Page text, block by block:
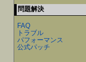
問題解決
FAQ
トラブル
パフォーマンス
公式パッチ